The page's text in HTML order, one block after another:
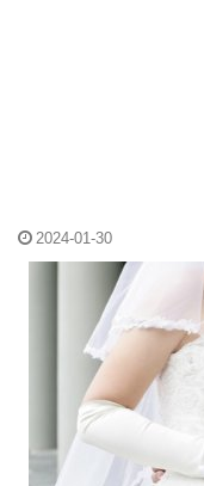
2024-01-30